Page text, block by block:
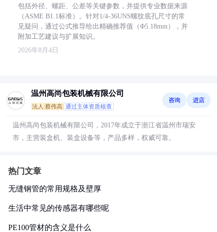
包括外径、螺距、公差等关键参数，并提供专业数据来源
（ASME B1.1标准）。针对1/4-36UNS螺纹底孔尺寸的常
见疑问，通过公式推导给出精确推荐值（Φ5.18mm），并
附加工艺建议与扩展知识。
2026年8月4日
温州高尚包装机械有限公司
法人:蔡伟高 通过主体资质核查
咨询 进店
温州高尚包装机械有限公司，2017年成立于浙江省温州市瑞安
市，主营装盒机、装盒设备等，产品多样，权威可靠。
热门文章
无缝钢管的常用规格及壁厚
生活中常见的传感器有哪些呢
PE100管材的含义是什么